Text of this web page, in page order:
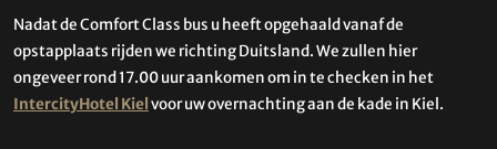
Nadat de Comfort Class bus u heeft opgehaald vanaf de
opstapplaats rijden we richting Duitsland. We zullen hier
ongeveer rond 17.00 uur aankomen om in te checken in het
IntercityHotel Kiel voor uw overnachting aan de kade in Kiel.